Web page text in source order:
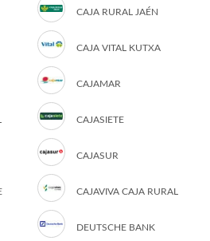
CAJA RURAL JAÉN
CAJA VITAL KUTXA
CAJAMAR
CAJASIETE
CAJASUR
CAJAVIVA CAJA RURAL
DEUTSCHE BANK